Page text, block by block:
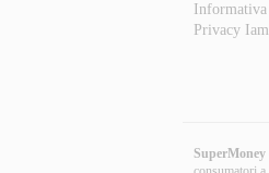
Privacy
SuperMoney